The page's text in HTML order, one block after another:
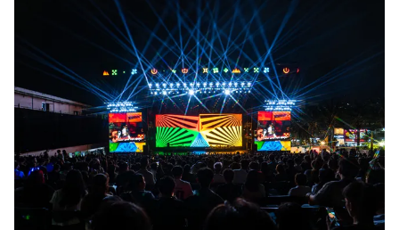
VTV Sức khoẻ Bất động sản
Thị trường 24h Tấm lòng Việt
VTV4 Vươn mình bằng AI
VTV9 VTV8
Liên hệ tòa soạn English